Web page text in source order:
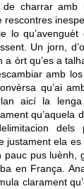
de charrar
rescontres
Un jorn,
a òrt qu’es a
amb
qu’ai
aicí la
qu’aquela
dels
justament ela
pus luènh,
en França.
clarament